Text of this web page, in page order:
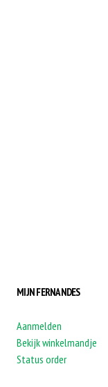
MIJN FERNANDES
Aanmelden
Bekijk winkelmandje
Status order